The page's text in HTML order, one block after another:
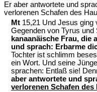
Er aber antwortete und
verlorenen Schafen des
Mt 15,21 Und Jesus ging
Gegenden von Tyrus und
kanaanäische Frau, die
und sprach: Erbarme
Tochter ist schlimm
ein Wort. Und seine
sprachen: Entlaß sie!
aber antwortete und
verlorenen Schafen des